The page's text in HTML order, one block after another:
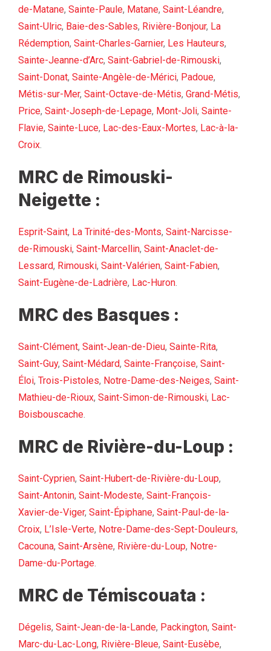
de-Matane, Sainte-Paule, Matane, Saint-Léandre,
Saint-Ulric, Baie-des-Sables, Rivière-Bonjour, La
Rédemption, Saint-Charles-Garnier, Les Hauteurs,
Sainte-Jeanne-d’Arc, Saint-Gabriel-de-Rimouski,
Saint-Donat, Sainte-Angèle-de-Mérici, Padoue,
Métis-sur-Mer, Saint-Octave-de-Métis, Grand-Métis,
Price, Saint-Joseph-de-Lepage, Mont-Joli, Sainte-
Flavie, Sainte-Luce, Lac-des-Eaux-Mortes, Lac-à-la-
Croix.
MRC de Rimouski-
Neigette :
Esprit-Saint, La Trinité-des-Monts, Saint-Narcisse-
de-Rimouski, Saint-Marcellin, Saint-Anaclet-de-
Lessard, Rimouski, Saint-Valérien, Saint-Fabien,
Saint-Eugène-de-Ladrière, Lac-Huron.
MRC des Basques :
Saint-Clément, Saint-Jean-de-Dieu, Sainte-Rita,
Saint-Guy, Saint-Médard, Sainte-Françoise, Saint-
Éloi, Trois-Pistoles, Notre-Dame-des-Neiges, Saint-
Mathieu-de-Rioux, Saint-Simon-de-Rimouski, Lac-
Boisbouscache.
MRC de Rivière-du-Loup :
Saint-Cyprien, Saint-Hubert-de-Rivière-du-Loup,
Saint-Antonin, Saint-Modeste, Saint-François-
Xavier-de-Viger, Saint-Épiphane, Saint-Paul-de-la-
Croix, L’Isle-Verte, Notre-Dame-des-Sept-Douleurs,
Cacouna, Saint-Arsène, Rivière-du-Loup, Notre-
Dame-du-Portage.
MRC de Témiscouata :
Dégelis, Saint-Jean-de-la-Lande, Packington, Saint-
Marc-du-Lac-Long, Rivière-Bleue, Saint-Eusèbe,